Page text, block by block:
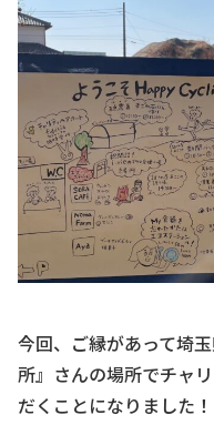
今回、ご縁があって埼
所』さんの場所でチャ
だくことになりました！